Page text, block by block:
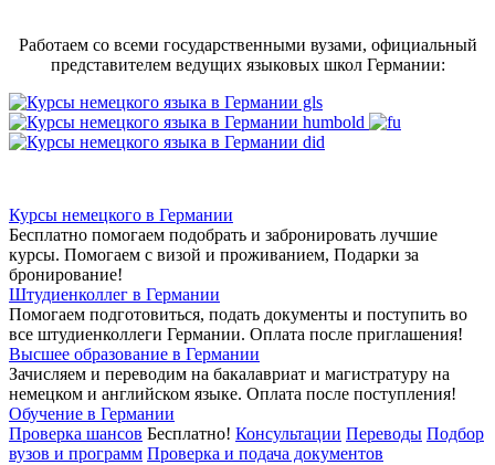
Работаем со всеми государственными вузами, официальный
представителем ведущих языковых школ Германии:
Курсы немецкого в Германии
Бесплатно помогаем подобрать и забронировать лучшие
курсы. Помогаем с визой и проживанием, Подарки за
бронирование!
Штудиенколлег в Германии
Помогаем подготовиться, подать документы и поступить во
все штудиенколлеги Германии. Оплата после приглашения!
Высшее образование в Германии
Зачисляем и переводим на бакалавриат и магистратуру на
немецком и английском языке. Оплата после поступления!
Обучение в Германии
Проверка шансов Бесплатно! Консультации Переводы Подбор
вузов и программ Проверка и подача документов